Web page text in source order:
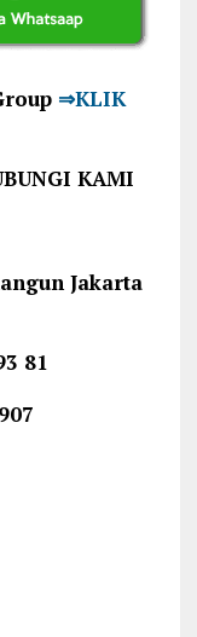
⇒KLIK
KAMI
Jakarta
81